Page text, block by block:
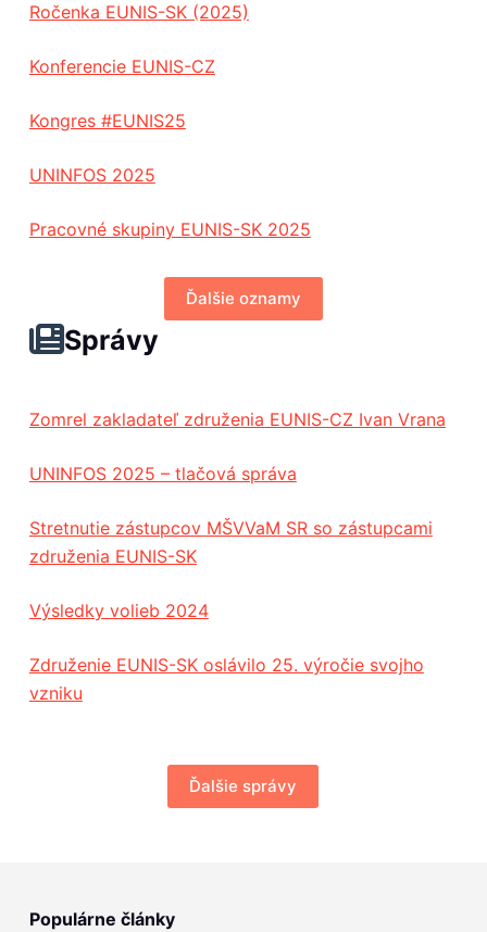
Ročenka EUNIS-SK (2025)
Konferencie EUNIS-CZ
Kongres #EUNIS25
UNINFOS 2025
Pracovné skupiny EUNIS-SK 2025
Ďalšie oznamy
Správy
Zomrel zakladateľ združenia EUNIS-CZ Ivan Vrana
UNINFOS 2025 – tlačová správa
Stretnutie zástupcov MŠVVaM SR so zástupcami
združenia EUNIS-SK
Výsledky volieb 2024
Združenie EUNIS-SK oslávilo 25. výročie svojho
vzniku
Ďalšie správy
Populárne články